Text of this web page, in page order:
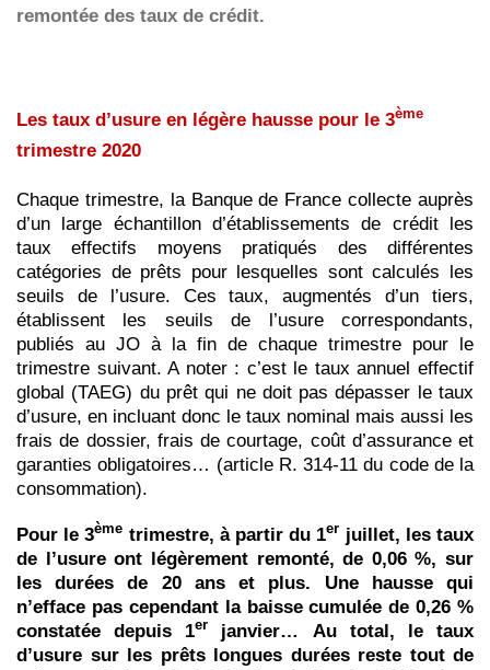
remontée des taux de crédit.
Les taux d’usure en légère hausse pour le 3ème
trimestre 2020
Chaque trimestre, la Banque de France collecte auprès
d’un large échantillon d’établissements de crédit les
taux effectifs moyens pratiqués des différentes
catégories de prêts pour lesquelles sont calculés les
seuils de l’usure. Ces taux, augmentés d’un tiers,
établissent les seuils de l’usure correspondants,
publiés au JO à la fin de chaque trimestre pour le
trimestre suivant. A noter : c’est le taux annuel effectif
global (TAEG) du prêt qui ne doit pas dépasser le taux
d’usure, en incluant donc le taux nominal mais aussi les
frais de dossier, frais de courtage, coût d’assurance et
garanties obligatoires… (article R. 314-11 du code de la
consommation).
Pour le 3ème trimestre, à partir du 1er juillet, les taux
de l’usure ont légèrement remonté,de 0,06 %, sur
les durées de 20 ans et plus. Une hausse qui
n’efface pas cependant la baisse cumulée de 0,26 %
constatée depuis 1er janvier…
Au total, le taux
d’usure sur les prêts longues durées reste tout de